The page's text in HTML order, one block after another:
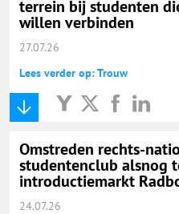
terrein bij studenten
willen verbinden
27.07.26
Lees verder op: Trouw
Omstreden rechts-
studentenclub alsnog
introductiemarkt
24.07.26